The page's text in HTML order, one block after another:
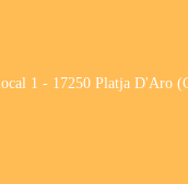
1 - 17250 Platja D'Aro